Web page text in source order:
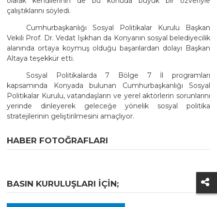
çalıştıklarını söyledi.
Cumhurbaşkanlığı Sosyal Politikalar Kurulu Başkan
Vekili Prof. Dr. Vedat Işıkhan da Konyanın sosyal belediyecilik
alanında ortaya koymuş olduğu başarılardan dolayı Başkan
Altaya teşekkür etti.
Sosyal Politikalarda 7 Bölge 7 İl programları
kapsamında Konyada bulunan Cumhurbaşkanlığı Sosyal
Politikalar Kurulu, vatandaşların ve yerel aktörlerin sorunlarını
yerinde dinleyerek geleceğe yönelik sosyal politika
stratejilerinin geliştirilmesini amaçlıyor.
HABER FOTOĞRAFLARI
BASIN KURULUŞLARI IÇIN;